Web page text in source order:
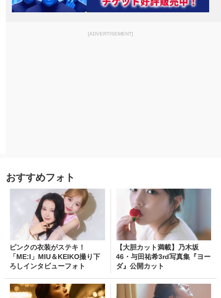
[ADVERTISEMENT]
おすすめフォト
ピンクの衣装がステキ！
「ME:I」MIU＆KEIKO撮り下
ろしインタビューフォト
【大胆カット満載】乃木坂
46・与田祐希3rd写真集『ヨー
ダ』公開カット